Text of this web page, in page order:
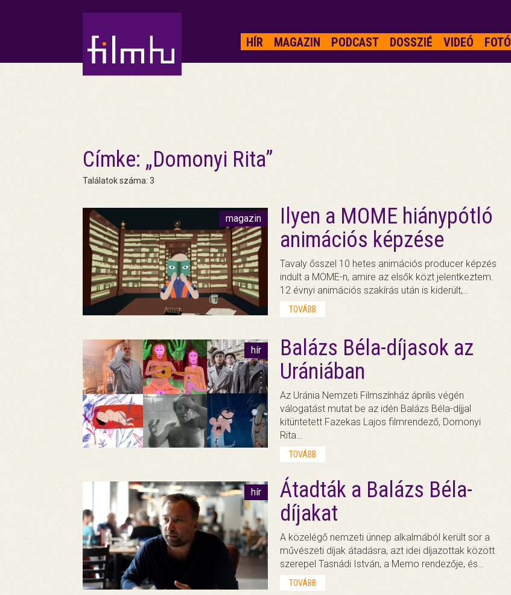
HÍR MAGAZIN PODCAST DOSSZIÉ VIDEÓ FOTÓ
Címke: „Domonyi Rita”
Találatok száma: 3
magazin
Ilyen a MOME hiánypótló
animációs képzése
Tavaly ősszel 10 hetes animációs producer képzés
indult a MOME-n, amire az elsők közt jelentkeztem.
12 évnyi animációs szakírás után is kiderült,…
TOVÁBB
hír
Balázs Béla-díjasok az
Urániában
Az Uránia Nemzeti Filmszínház április végén
válogatást mutat be az idén Balázs Béla-díjjal
kitüntetett Fazekas Lajos filmrendező, Domonyi
Rita…
TOVÁBB
hír
Átadták a Balázs Béla-
díjakat
A közelégő nemzeti ünnep alkalmából került sor a
művészeti díjak átadásra, azt idei díjazottak között
szerepel Tasnádi István, a Memo rendezője, és…
TOVÁBB